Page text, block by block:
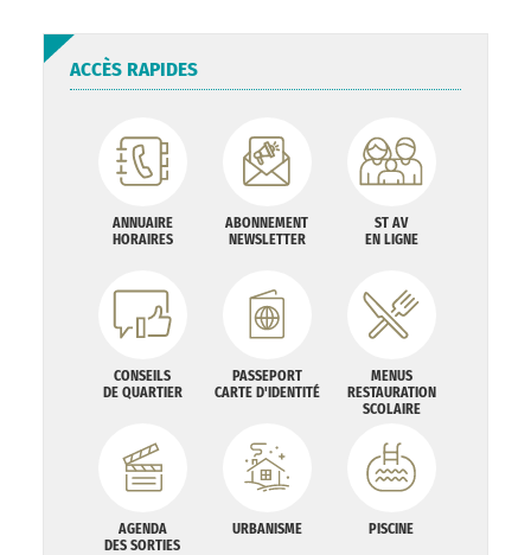
ACCÈS RAPIDES
ANNUAIRE
HORAIRES
ABONNEMENT
NEWSLETTER
ST AV
EN LIGNE
CONSEILS
DE QUARTIER
PASSEPORT
CARTE D'IDENTITÉ
MENUS
RESTAURATION
SCOLAIRE
AGENDA
DES SORTIES
URBANISME PISCINE